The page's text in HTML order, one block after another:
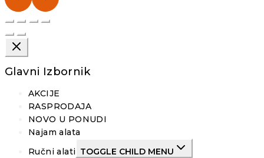
Glavni Izbornik
AKCIJE
RASPRODAJA
NOVO U PONUDI
Najam alata
Ručni alati TOGGLE CHILD MENU